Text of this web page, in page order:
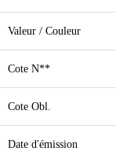
Valeur / Couleur
Cote N**
Cote Obl.
Date d'émission